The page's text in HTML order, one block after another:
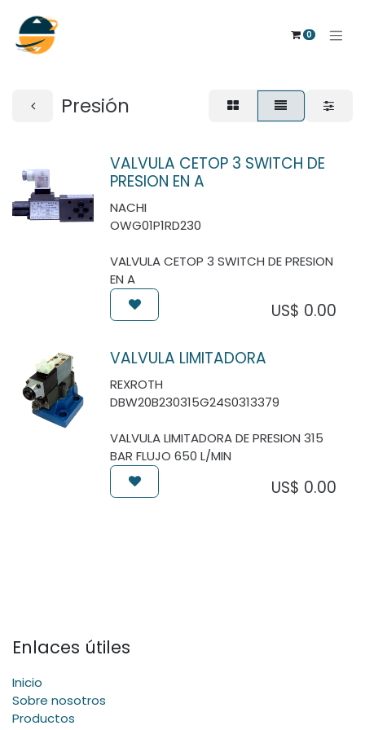
0
Presión
VALVULA CETOP 3 SWITCH DE
PRESION EN A
NACHI
OWG01P1RD230
VALVULA CETOP 3 SWITCH DE PRESION
EN A
US$ 0.00
VALVULA LIMITADORA
REXROTH
DBW20B230315G24S0313379
VALVULA LIMITADORA DE PRESION 315
BAR FLUJO 650 L/MIN
US$ 0.00
Enlaces útiles
Inicio
Sobre nosotros
Productos